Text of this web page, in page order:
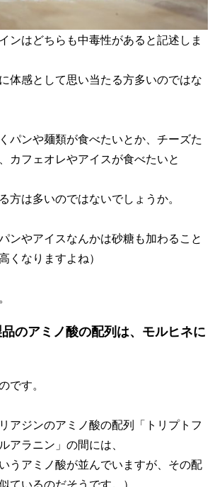
ンはどちらも中毒性があると記述しま
体感として思い当たる方多いのではな
パンや麺類が食べたいとか、チーズた
カフェオレやアイスが食べたいと
方は多いのではないでしょうか。
ンやアイスなんかは砂糖も加わること
くなりますよね）
のアミノ酸の配列は、モルヒネに
です。
アジンのアミノ酸の配列「トリプトフ
アラニン」の間には、
うアミノ酸が並んでいますが、その配
ているのだそうです。）